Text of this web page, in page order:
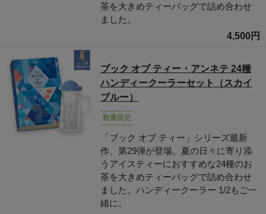
茶を大きめティーバッグで詰め合わせ
ました。
4,500円
ブック オブ ティー・アンネテ 24種
ハンディークーラーセット（スカイ
ブルー）
数量限定
「ブック オブ ティー」シリーズ最新
作、第29弾が登場。夏の日々に寄り添
うアイスティーにおすすめな24種のお
茶を大きめティーバッグで詰め合わせ
ました。ハンディークーラー 1/2もご一
緒に。